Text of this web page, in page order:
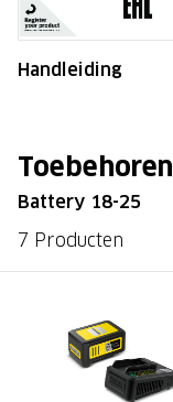
Handleiding
Toebehoren
Battery 18-25
7 Producten